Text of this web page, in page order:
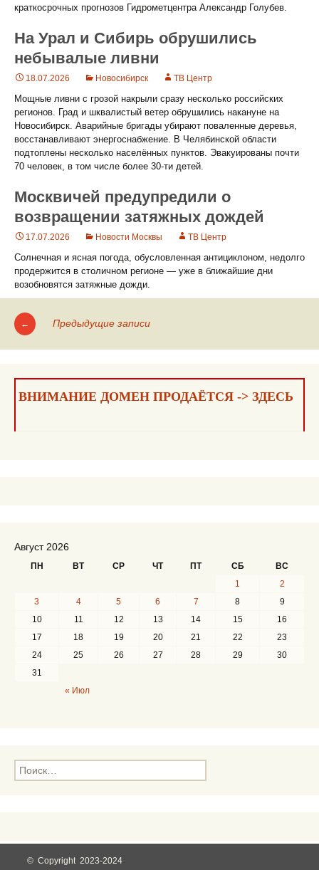
краткосрочных прогнозов Гидрометцентра Александр Голубев.
На Урал и Сибирь обрушились
небывалые ливни
18.07.2026 Новосибирск ТВ Центр
Мощные ливни с грозой накрыли сразу несколько российских
регионов. Град и шквалистый ветер обрушились накануне на
Новосибирск. Аварийные бригады убирают поваленные деревья,
восстанавливают энергоснабжение. В Челябинской области
подтоплены несколько населённых пунктов. Эвакуированы почти
70 человек, в том числе более 30-ти детей.
Москвичей предупредили о
возвращении затяжных дождей
17.07.2026 Новости Москвы ТВ Центр
Солнечная и ясная погода, обусловленная антициклоном, недолго
продержится в столичном регионе — уже в ближайшие дни
возобновятся затяжные дожди.
Навигация
записям
← Предыдущие записи
ВНИМАНИЕ ДОМЕН ПРОДАЁТСЯ -> ЗДЕСЬ
Август 2026
ПН ВТ СР ЧТ ПТ СБ ВС
« Июл
1
2
3
4 5 6 7 8
9
10
11 12 13 14 15
16
17
18 19 20 21 22
23
24
25 26 27 28 29
30
31
Н
а
:
© Copyright 2023-2024